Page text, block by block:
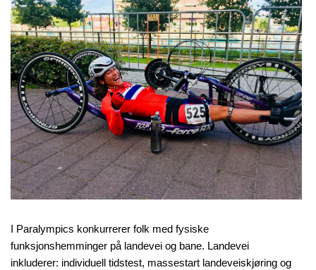
I Paralympics konkurrerer folk med fysiske
funksjonshemminger på landevei og bane. Landevei
inkluderer: individuell tidstest, massestart landeveiskjøring og